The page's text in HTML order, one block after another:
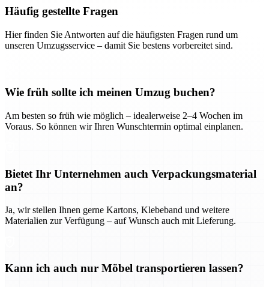
Häufig gestellte Fragen
Hier finden Sie Antworten auf die häufigsten Fragen rund um
unseren Umzugsservice – damit Sie bestens vorbereitet sind.
Wie früh sollte ich meinen Umzug buchen?
Am besten so früh wie möglich – idealerweise 2–4 Wochen im
Voraus. So können wir Ihren Wunschtermin optimal einplanen.
Bietet Ihr Unternehmen auch Verpackungsmaterial
an?
Ja, wir stellen Ihnen gerne Kartons, Klebeband und weitere
Materialien zur Verfügung – auf Wunsch auch mit Lieferung.
Kann ich auch nur Möbel transportieren lassen?